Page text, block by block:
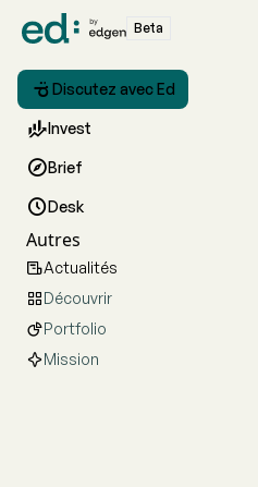
Beta
 Discutez avec Ed
Invest
Brief
Desk
Autres
Actualités
Découvrir
Portfolio
Mission